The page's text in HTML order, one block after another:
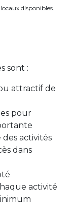
disponibles.
sont :
attractif de
pour
activités
dans
activité